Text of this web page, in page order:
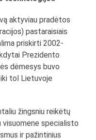
aktyviau pradėtos
pastaraisiais
priskirti 2002-
Prezidento
dėmesys buvo
tol Lietuvoje
žingsniu reikėtų
visuomene specialisto
ir pažintinius